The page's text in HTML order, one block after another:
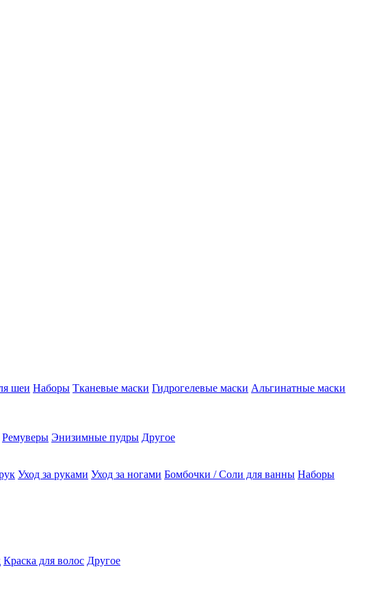
шеи Наборы Тканевые маски Гидрогелевые маски Альгинатные маски
Ремуверы Энизимные пудры Другое
Уход за руками Уход за ногами Бомбочки / Соли для ванны Наборы
Краска для волос Другое